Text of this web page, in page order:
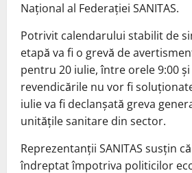
Național al Federației SANITAS.
Potrivit calendarului stabilit de
etapă va fi o grevă de
pentru 20 iulie, între orele 9:00 și
revendicările nu vor fi
iulie va fi declanșată greva
unitățile sanitare din sector.
Reprezentanții SANITAS susțin
îndreptat împotriva politicilor